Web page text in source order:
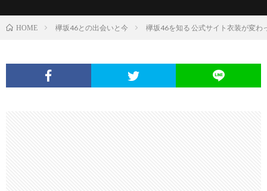
HOME 欅坂46との出会いと今 欅坂46を知る 公式サイト衣装が変